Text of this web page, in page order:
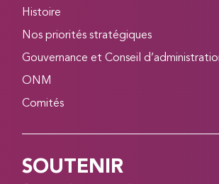
Histoire
Nos priorités stratégiques
Gouvernance et Conseil
ONM
Comités
SOUTENIR